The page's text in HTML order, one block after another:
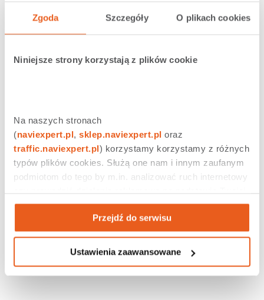
Zgoda Szczegóły O plikach cookies
Niniejsze strony korzystają z plików cookie
Na naszych stronach
(naviexpert.pl, sklep.naviexpert.pl
traffic.naviexpert.pl) korzystamy korzystamy z różnych
typów plików cookies. Służą one nam i innym zaufanym
podmiotom do tego by m.in. analizować ruch internetowy
aktywności na naszych stronach internetowych. Więcej
informacji znajdziesz w naszej polityce prywatności
Przejdź do serwisu
Ustawienia zaawansowane
prosta i zależy od poziomu optymizmu oceniającego.
Można więc uznać, że szklanka jest do połowy pełna,
bardziej prawdziwe jest napisać, że jest w połowie